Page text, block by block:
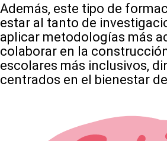
Además, este tipo de
estar al tanto de
aplicar metodologías más
colaborar en la
escolares más inclusivos,
centrados en el bienestar